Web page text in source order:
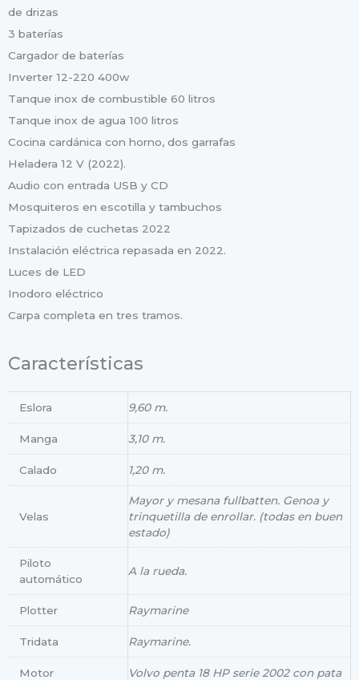
de drizas
3 baterías
Cargador de baterías
Inverter 12-220 400w
Tanque inox de combustible 60 litros
Tanque inox de agua 100 litros
Cocina cardánica con horno, dos garrafas
Heladera 12 V (2022).
Audio con entrada USB y CD
Mosquiteros en escotilla y tambuchos
Tapizados de cuchetas 2022
Instalación eléctrica repasada en 2022.
Luces de LED
Inodoro eléctrico
Carpa completa en tres tramos.
Características
Eslora 9,60 m.
Manga 3,10 m.
Calado 1,20 m.
Velas
Mayor y mesana fullbatten. Genoa y
trinquetilla de enrollar. (todas en buen
estado)
Piloto
automático
A la rueda.
Plotter Raymarine
Tridata Raymarine.
Motor Volvo penta 18 HP serie 2002 con pata